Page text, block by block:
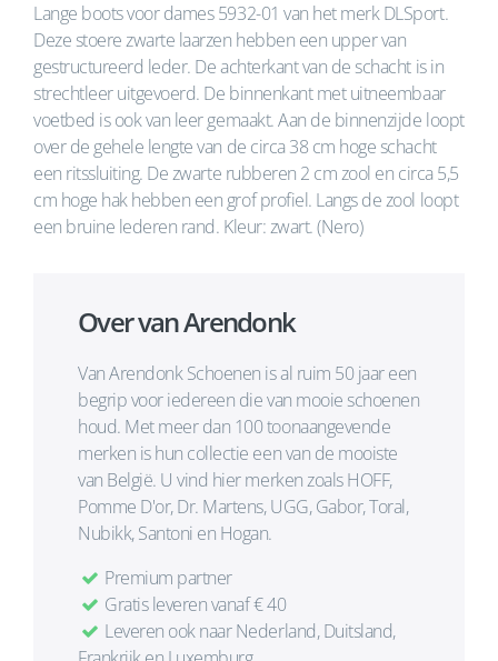
Lange boots voor dames 5932-01 van het merk DLSport.
Deze stoere zwarte laarzen hebben een upper van
gestructureerd leder. De achterkant van de schacht is in
strechtleer uitgevoerd. De binnenkant met uitneembaar
voetbed is ook van leer gemaakt. Aan de binnenzijde loopt
over de gehele lengte van de circa 38 cm hoge schacht
een ritssluiting. De zwarte rubberen 2 cm zool en circa 5,5
cm hoge hak hebben een grof profiel. Langs de zool loopt
een bruine lederen rand. Kleur: zwart. (Nero)
Over van Arendonk
Van Arendonk Schoenen is al ruim 50 jaar een
begrip voor iedereen die van mooie schoenen
houd. Met meer dan 100 toonaangevende
merken is hun collectie een van de mooiste
van België. U vind hier merken zoals HOFF,
Pomme D'or, Dr. Martens, UGG, Gabor, Toral,
Nubikk, Santoni en Hogan.
Premium partner
Gratis leveren vanaf € 40
Leveren ook naar Nederland, Duitsland,